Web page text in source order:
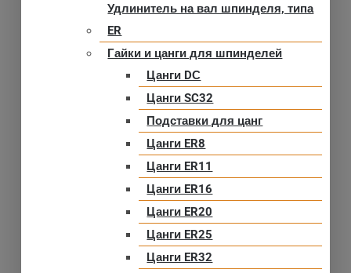
Удлинитель на вал шпинделя, типа
ER
Гайки и цанги для шпинделей
Цанги DС
Цанги SC32
Подставки для цанг
Цанги ER8
Цанги ER11
Цанги ER16
Цанги ER20
Цанги ER25
Цанги ER32